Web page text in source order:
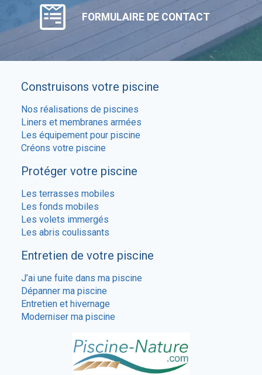
FORMULAIRE DE CONTACT
Construisons votre piscine
Nos réalisations de piscines
Liners et membranes armées
Les équipement pour piscine
Créons votre piscine
Protéger votre piscine
Les terrasses mobiles
Les fonds mobiles
Les volets immergés
Les abris coulissants
Entretien de votre piscine
J’ai une fuite dans ma piscine
Dépanner ma piscine
Entretien et hivernage
Moderniser ma piscine